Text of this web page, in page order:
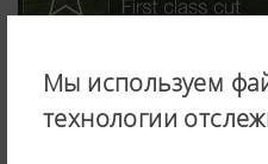
Мы используем
технологии